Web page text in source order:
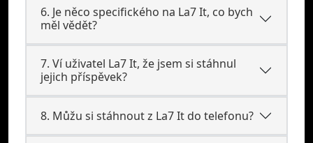
6. Je něco specifického na La7 It, co bych
měl vědět?
7. Ví uživatel La7 It, že jsem si stáhnul
jejich příspěvek?
8. Můžu si stáhnout z La7 It do telefonu?